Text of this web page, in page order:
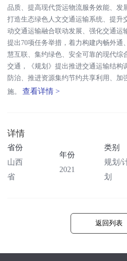
品质、提高现代货运物流服务效能、发
打造生态绿色人文交通运输系统、提升
动交通运输融合联动发展、强化交通运
提出70项任务举措，着力构建内畅外通
慧互联、集约绿色、安全可靠的现代综
交通，《规划》提出推进交通运输结构
防治、推进资源集约节约共享利用、加
施。
查看详情 >
详情
省份
山西
省
年份
2021
类别
规划/
划
返回列表